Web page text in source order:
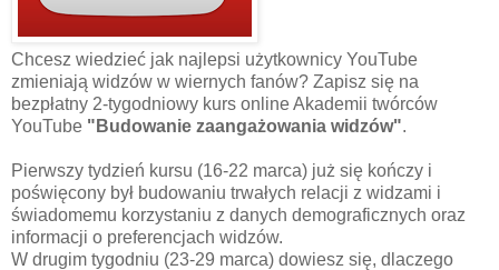
Chcesz wiedzieć jak najlepsi użytkownicy YouTube
zmieniają widzów w wiernych fanów? Zapisz się na
bezpłatny 2-tygodniowy kurs online Akademii twórców
YouTube "Budowanie zaangażowania widzów".
Pierwszy tydzień kursu (16-22 marca) już się kończy i
poświęcony był budowaniu trwałych relacji z widzami i
świadomemu korzystaniu z danych demograficznych oraz
informacji o preferencjach widzów.
W drugim tygodniu (23-29 marca) dowiesz się, dlaczego